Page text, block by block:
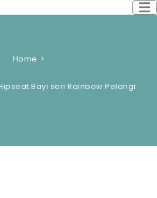
Home
Bayi seri Rainbow Pelangi